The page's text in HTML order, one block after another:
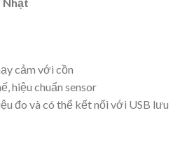
cảm với cồn
hiệu chuẩn sensor
đo và có thể kết nối với USB lưu